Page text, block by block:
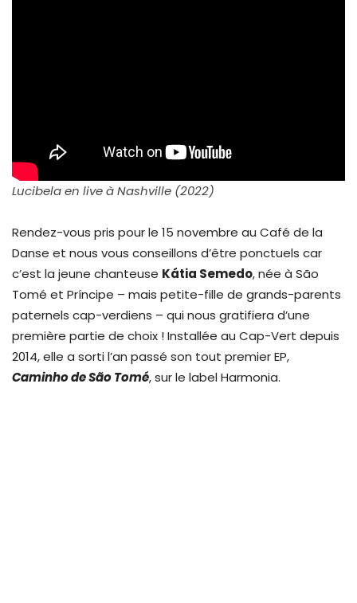
Lucibela en live à Nashville (2022)
Rendez-vous pris pour le 15 novembre au Café de la
Danse et nous vous conseillons d’être ponctuels car
c’est la jeune chanteuse Kátia Semedo, née à São
Tomé et Príncipe – mais petite-fille de grands-parents
paternels cap-verdiens – qui nous gratifiera d’une
première partie de choix ! Installée au Cap-Vert depuis
2014, elle a sorti l’an passé son tout premier EP,
Caminho de São Tomé, sur le label Harmonia.